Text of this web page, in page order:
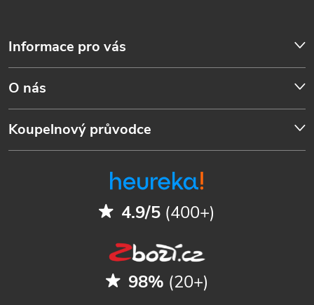
Informace pro vás
O nás
Koupelnový průvodce
4.9/5 (400+)
98% (20+)